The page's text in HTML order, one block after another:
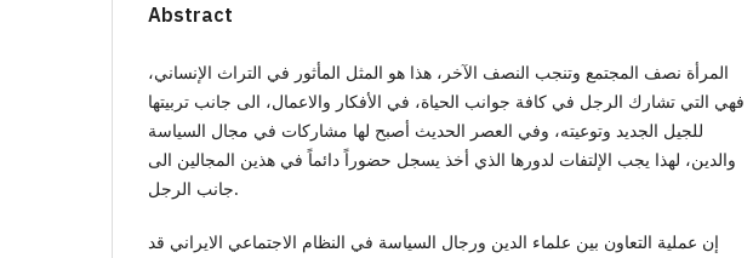
Abstract
المرأة نصف المجتمع وتنجب النصف الآخر، هذا هو المثل المأثور في التراث الإنساني،
فهي التي تشارك الرجل في كافة جوانب الحياة، في الأفكار والاعمال، الى جانب تربيتها
للجيل الجديد وتوعيته، وفي العصر الحديث أصبح لها مشاركات في مجال السياسة
والدين، لهذا يجب الإلتفات لدورها الذي أخذ يسجل حضوراً دائماً في هذين المجالين الى
جانب الرجل.
إن عملية التعاون بين علماء الدين ورجال السياسة في النظام الاجتماعي الايراني قد